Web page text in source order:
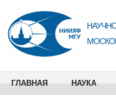
ГЛАВНАЯ НАУКА